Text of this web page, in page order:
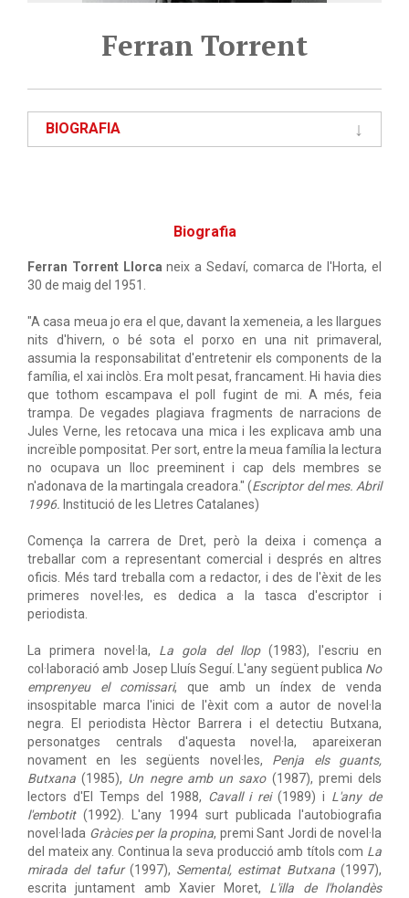
Ferran Torrent
BIOGRAFIA
Biografia
Ferran Torrent Llorca neix a Sedaví, comarca de l'Horta, el
30 de maig del 1951.
"A casa meua jo era el que, davant la xemeneia, a les llargues
nits d'hivern, o bé sota el porxo en una nit primaveral,
assumia la responsabilitat d'entretenir els components de la
família, el xai inclòs. Era molt pesat, francament. Hi havia dies
que tothom escampava el poll fugint de mi. A més, feia
trampa. De vegades plagiava fragments de narracions de
Jules Verne, les retocava una mica i les explicava amb una
increïble pompositat. Per sort, entre la meua família la lectura
no ocupava un lloc preeminent i cap dels membres se
n'adonava de la martingala creadora." (Escriptor del mes. Abril
1996. Institució de les Lletres Catalanes)
Comença la carrera de Dret, però la deixa i comença a
treballar com a representant comercial i després en altres
oficis. Més tard treballa com a redactor, i des de l'èxit de les
primeres novel·les, es dedica a la tasca d'escriptor i
periodista.
La primera novel·la, La gola del llop(1983), l'escriu en
col·laboració amb Josep Lluís Seguí. L'any següent publica No
emprenyeu el comissari, que amb un índex de venda
insospitable marca l'inici de l'èxit com a autor de novel·la
negra. El periodista Hèctor Barrera i el detectiu Butxana,
personatges centrals d'aquesta novel·la, apareixeran
novament en les següents novel·les, Penja els guants,
Butxana (1985), Un negre amb un saxo(1987), premi dels
lectors d'El Temps del 1988, Cavall i rei(1989) i L'any de
l'embotit(1992). L'any 1994 surt publicada l'autobiografia
novel·lada Gràcies per la propina, premi Sant Jordi de novel·la
del mateix any. Continua la seva producció amb títols com La
mirada del tafur(1997), Semental, estimat Butxana(1997),
escrita juntament amb Xavier Moret, L'illa de l'holandès